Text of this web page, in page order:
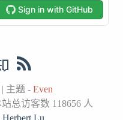
| 主题 - Even
站总访客数 118656人
Herbert Lu